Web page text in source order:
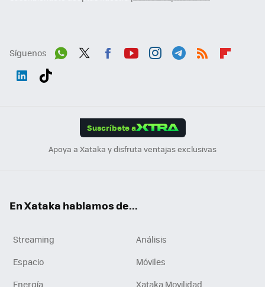
Síguenos
Suscríbete a
Apoya a Xataka y disfruta ventajas exclusivas
En Xataka hablamos de...
Streaming
Análisis
Espacio
Móviles
Energía
Xataka Movilidad